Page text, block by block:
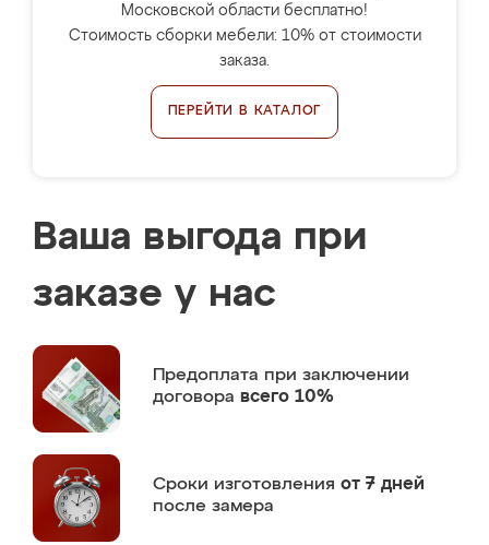
Московской области бесплатно!
Стоимость сборки мебели: 10% от стоимости
заказа.
ПЕРЕЙТИ В КАТАЛОГ
Ваша выгода при
заказе у нас
Предоплата при заключении
договора всего 10%
Сроки изготовления от 7 дней
после замера